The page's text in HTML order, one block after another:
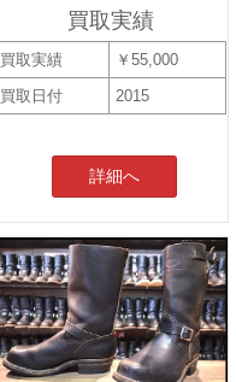
買取実績
買取実績
￥55,000
買取日付
2015
詳細へ